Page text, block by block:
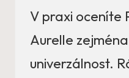
V praxi oceníte
Aurelle
univerzálnost.